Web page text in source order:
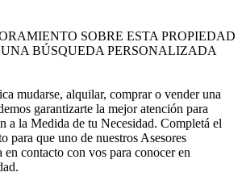
SOBRE ESTA PROPIEDAD
BÚSQUEDA PERSONALIZADA
mudarse, alquilar, comprar o vender una
garantizarte la mejor atención para
a la Medida de tu Necesidad. Completá el
para que uno de nuestros Asesores
contacto con vos para conocer en